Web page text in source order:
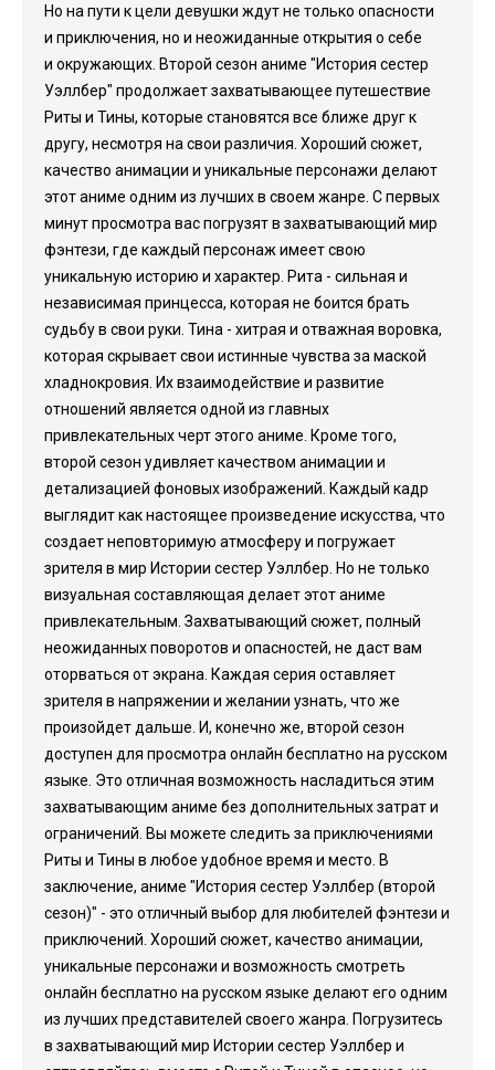
Но на пути к цели девушки ждут не только опасности
и приключения, но и неожиданные открытия о себе
и окружающих. Второй сезон аниме "История сестер
Уэллбер" продолжает захватывающее путешествие
Риты и Тины, которые становятся все ближе друг к
другу, несмотря на свои различия. Хороший сюжет,
качество анимации и уникальные персонажи делают
этот аниме одним из лучших в своем жанре. С первых
минут просмотра вас погрузят в захватывающий мир
фэнтези, где каждый персонаж имеет свою
уникальную историю и характер. Рита - сильная и
независимая принцесса, которая не боится брать
судьбу в свои руки. Тина - хитрая и отважная воровка,
которая скрывает свои истинные чувства за маской
хладнокровия. Их взаимодействие и развитие
отношений является одной из главных
привлекательных черт этого аниме. Кроме того,
второй сезон удивляет качеством анимации и
детализацией фоновых изображений. Каждый кадр
выглядит как настоящее произведение искусства, что
создает неповторимую атмосферу и погружает
зрителя в мир Истории сестер Уэллбер. Но не только
визуальная составляющая делает этот аниме
привлекательным. Захватывающий сюжет, полный
неожиданных поворотов и опасностей, не даст вам
оторваться от экрана. Каждая серия оставляет
зрителя в напряжении и желании узнать, что же
произойдет дальше. И, конечно же, второй сезон
доступен для просмотра онлайн бесплатно на русском
языке. Это отличная возможность насладиться этим
захватывающим аниме без дополнительных затрат и
ограничений. Вы можете следить за приключениями
Риты и Тины в любое удобное время и место. В
заключение, аниме "История сестер Уэллбер (второй
сезон)" - это отличный выбор для любителей фэнтези и
приключений. Хороший сюжет, качество анимации,
уникальные персонажи и возможность смотреть
онлайн бесплатно на русском языке делают его одним
из лучших представителей своего жанра. Погрузитесь
в захватывающий мир Истории сестер Уэллбер и